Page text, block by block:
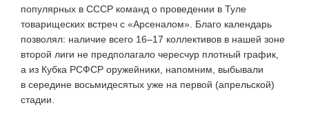
популярных в СССР команд о проведении в Туле
товарищеских встреч с «Арсеналом». Благо календарь
позволял: наличие всего 16–17 коллективов в нашей зоне
второй лиги не предполагало чересчур плотный график,
а из Кубка РСФСР оружейники, напомним, выбывали
в середине восьмидесятых уже на первой (апрельской)
стадии.